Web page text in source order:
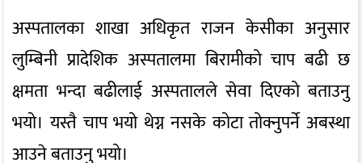
अस्पतालका शाखा अधिकृत राजन केसीका अनुसार
लुम्बिनी प्रादेशिक अस्पतालमा बिरामीको चाप बढी छ
क्षमता भन्दा बढीलाई अस्पतालले सेवा दिएको बताउनु
भयो। यस्तै चाप भयो थेग्न नसके कोटा तोक्नुपर्ने अबस्था
आउने बताउनु भयो।